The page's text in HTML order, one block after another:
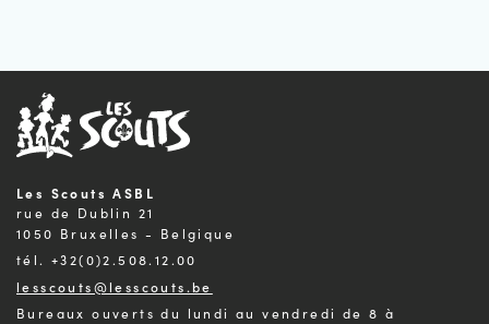
Les Scouts ASBL
rue de Dublin 21
1050 Bruxelles - Belgique
tél. +32(0)2.508.12.00
lesscouts@lesscouts.be
Bureaux ouverts du lundi au vendredi de 8 à